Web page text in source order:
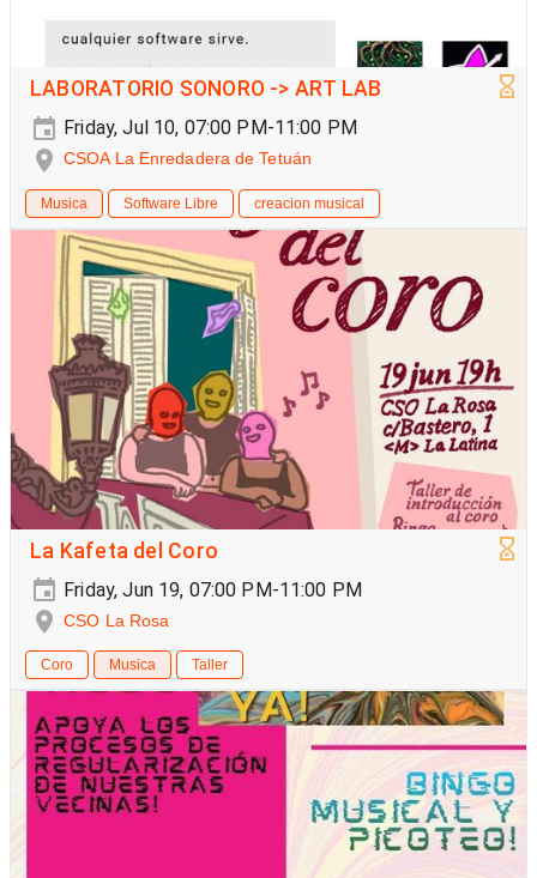
LABORATORIO SONORO -> ART LAB
Friday, Jul 10, 07:00 PM-11:00 PM
CSOA La Enredadera de Tetuán
Musica Software Libre creacion musical
La Kafeta del Coro
Friday, Jun 19, 07:00 PM-11:00 PM
CSO La Rosa
Coro Musica Taller